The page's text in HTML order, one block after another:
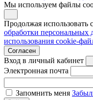
Мы используем файлы
Продолжая использовать
обработки персональных
использования cookie-
Согласен
Вход в личный кабинет
Электронная почта
Запомнить меня